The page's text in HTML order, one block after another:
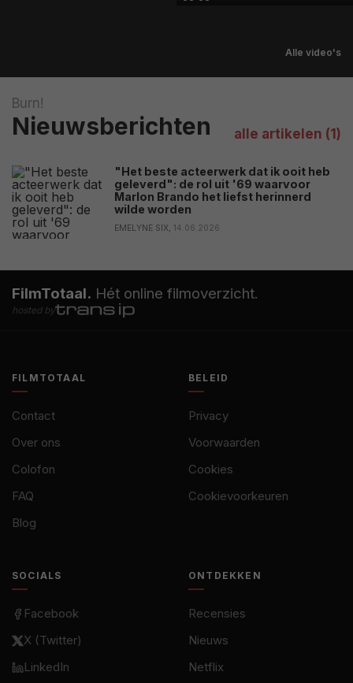
Alle video's
alle artikelen (1)
Burn!
Nieuwsberichten
"Het beste acteerwerk dat ik ooit heb
geleverd": de rol uit '69 waarvoor
Marlon Brando het liefst herinnerd
wilde worden
EMELYNE SIX, 14.06.2026
FilmTotaal. Hét online filmoverzicht.
hosted by
FILMTOTAAL
Contact
Over ons
Colofon
FAQ
Blog
BELEID
Privacy
Voorwaarden
Cookies
Cookievoorkeuren
SOCIALS
Facebook
X (Twitter)
LinkedIn
ONTDEKKEN
Recensies
Nieuws
Netflix